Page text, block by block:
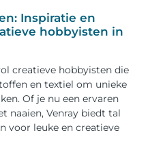
Inspiratie en
hobbyisten in
creatieve hobbyisten die
en textiel om unieke
Of je nu een ervaren
naaien, Venray biedt tal
voor leuke en creatieve